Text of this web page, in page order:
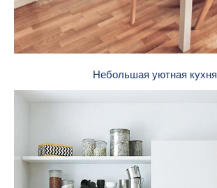
Небольшая уютная кухня